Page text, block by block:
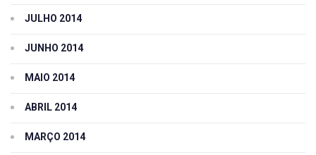
JULHO 2014
JUNHO 2014
MAIO 2014
ABRIL 2014
MARÇO 2014